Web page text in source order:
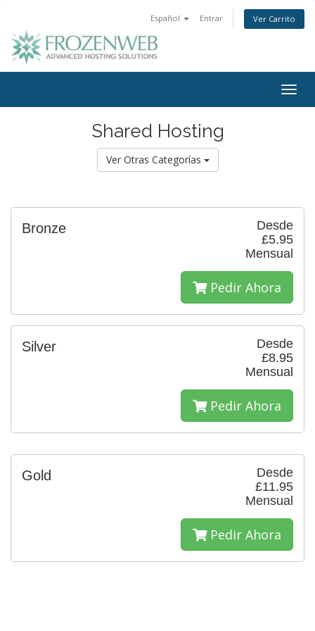
Español Entrar Ver Carrito
Shared Hosting
Ver Otras Categorías
Desde
£5.95
Mensual
Bronze
Pedir Ahora
Desde
£8.95
Mensual
Silver
Pedir Ahora
Desde
£11.95
Mensual
Gold
Pedir Ahora